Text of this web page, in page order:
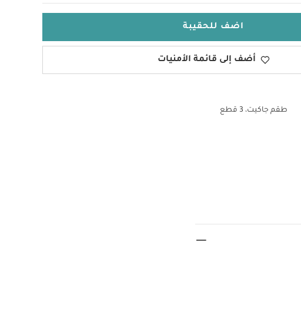
اضف للحقيبة
أضف إلى قائمة الأمنيات
طقم جاكيت، 3 قطع